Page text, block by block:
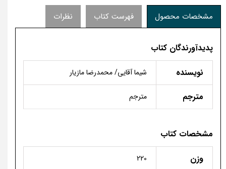
مشخصات محصول فهرست کتاب نظرات
پدیدآورندگان کتاب
نویسنده
شیما آقایی/ محمدرضا مازیار
مترجم مترجم
مشخصات کتاب
وزن
220